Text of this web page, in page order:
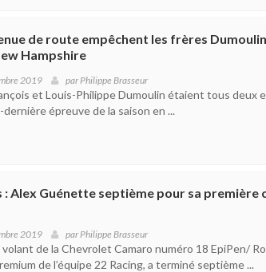
de route empêchent les frères
Hampshire
2019 parPhilippe Brasseur
et Louis-Philippe Dumoulin étaient tous deux
dernière épreuve de la saison en ...
: Alex Guénette septième pour sa première
2019 parPhilippe Brasseur
de la Chevrolet Camaro numéro 18 EpiPen/
de l’équipe 22 Racing, a terminé septième ...